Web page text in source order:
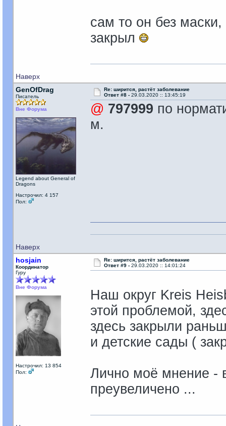
сам то он без
закрыл
Наверх
GenOfDrag
Писатель
Вне Форума
Legend about General of
Dragons
Настрочил: 4 157
Пол:
Re: ширится, растёт заболевание
Ответ #8 - 29.03.2020 :: 13:45:19
@ 797999 по
м.
Наверх
hosjain
Координатор
Гуру
Вне Форума
Настрочил: 13 854
Пол:
Re: ширится, растёт заболевание
Ответ #9 - 29.03.2020 :: 14:01:24
Наш округ Kreis
этой проблемой,
здесь закрыли
и детские сады (
Лично моё мнение -
преувеличено ...